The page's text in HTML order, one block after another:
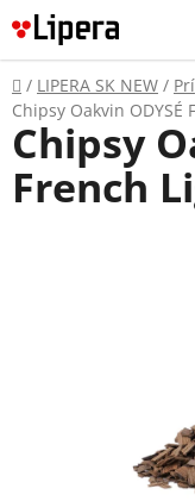
Prejsť
na
obsah
Domov
/ LIPERA SK NEW /
Chipsy Oakvin ODYSÉ
Chipsy
French